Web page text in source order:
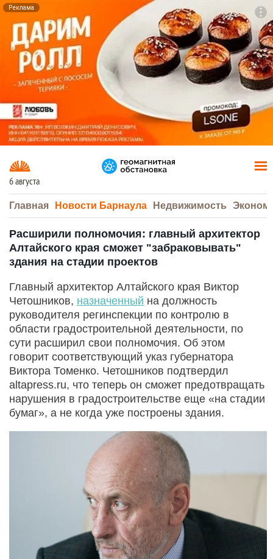
Реклама
6 августа
Главная Новости Барнаула Недвижимость
Расширили полномочия: главный архитектор
Алтайского края сможет "забраковывать"
здания на стадии проектов
Главный архитектор Алтайского края Виктор
Четошников, назначенный на должность
руководителя регинспекции по контролю в
области градостроительной деятельности, по
сути расширил свои полномочия. Об этом
говорит соответствующий указ губернатора
Виктора Томенко. Четошников подтвердил
altapress.ru, что теперь он сможет предотвращать
нарушения в градостроительстве еще «на стадии
бумаг», а не когда уже построены здания.